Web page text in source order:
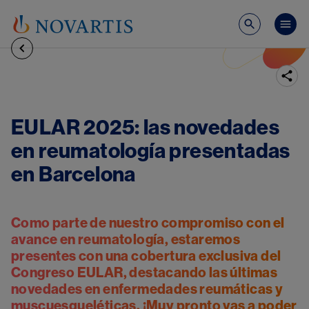
EULAR 2025: las novedades
en reumatología presentadas
en Barcelona
Como parte de nuestro compromiso con el
avance en reumatología, estaremos
presentes con una cobertura exclusiva del
Congreso EULAR, destacando las últimas
novedades en enfermedades reumáticas y
muscuesqueléticas. ¡Muy pronto vas a poder